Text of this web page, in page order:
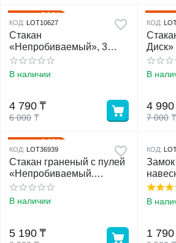
20%
КОД: LOT10627
Стакан
«Непробиваемый», 3
пули, для виски, 250 мл
В наличии
6 000 ₸
4 790 ₸
КОД:
Диск»
В
7 000 ₸
4 990
14%
КОД: LOT36939
Стакан граненый с пулей
«Непробиваемый.
Характер», 250 мл
В наличии
5 190 ₸
КОД:
В
1 790